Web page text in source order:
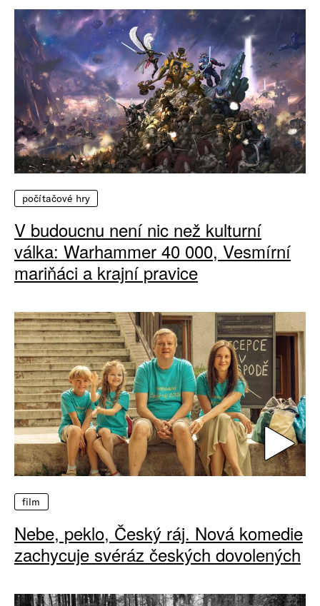
počítačové hry
V budoucnu není nic než kulturní
válka: Warhammer 40 000, Vesmírní
mariňáci a krajní pravice
film
Nebe, peklo, Český ráj. Nová komedie
zachycuje svéráz českých dovolených